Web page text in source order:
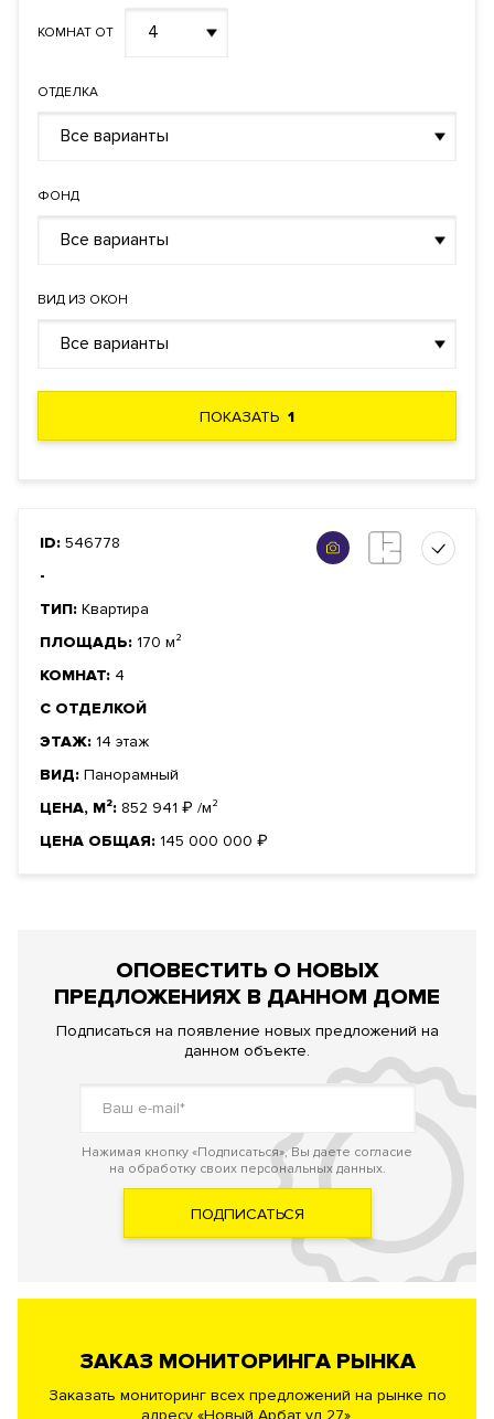
КОМНАТ ОТ 4
ОТДЕЛКА
Все варианты
ФОНД
Все варианты
ВИД ИЗ ОКОН
Все варианты
ПОКАЗАТЬ 1
ID: 546778
-
ТИП: Квартира
ПЛОЩАДЬ: 170 м²
КОМНАТ: 4
С ОТДЕЛКОЙ
ЭТАЖ: 14 этаж
ВИД: Панорамный
ЦЕНА, М²: 852 941 ₽ /м²
ЦЕНА ОБЩАЯ: 145 000 000 ₽
ОПОВЕСТИТЬ О НОВЫХ
ПРЕДЛОЖЕНИЯХ В ДАННОМ ДОМЕ
Подписаться на появление новых предложений на
данном объекте.
Нажимая кнопку «Подписаться», Вы даете согласие
на обработку своих персональных данных.
ПОДПИСАТЬСЯ
ЗАКАЗ МОНИТОРИНГА РЫНКА
Заказать мониторинг всех предложений на рынке по